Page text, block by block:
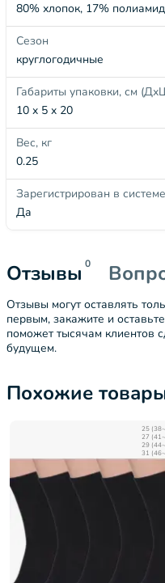
80% хлопок, 17%
Сезон
круглогодичные
Габариты упаковки, см
10 x 5 x 20
Вес, кг
0.25
Зарегистрирован в
Да
Отзывы 0
Отзывы могут оставлять
первым, закажите и
поможет тысячам клиентов
будущем.
Похожие
25
27
29
31 (46-